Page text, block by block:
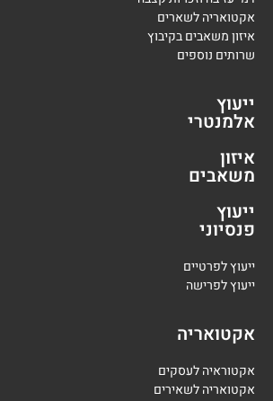
אקטואריה לשארים
איזון משאבים בקיבוץ
שרותים נוספים
ייעוץ
אלמנטרי
איזון
משאבים
ייעוץ
פנסיוני
ייעוץ לפרטיים
ייעוץ לפרישה
אקטואריה
אקטוראיה לעסקים
אקטואריה לשאירים